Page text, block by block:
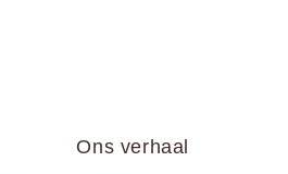
Ons verhaal